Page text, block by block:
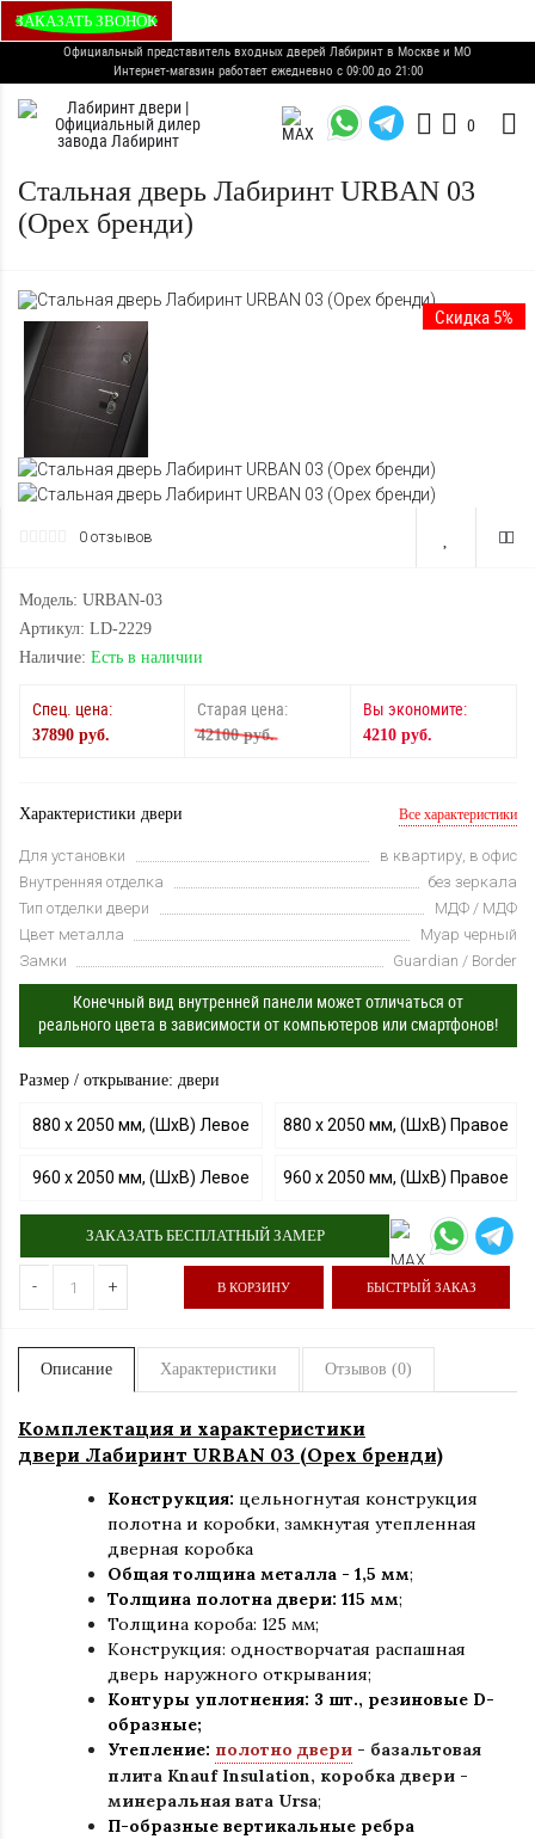
ЗАКАЗАТЬ ЗВОНОК
Официальный представитель входных дверей Лабиринт в Москве и МО
Интернет-магазин работает ежедневно с 09:00 до 21:00
0
Стальная дверь Лабиринт URBAN 03
(Орех бренди)
Скидка 5%
0 отзывов
Модель: URBAN-03
Артикул: LD-2229
Наличие: Есть в наличии
Спец. цена:
37890 руб.
Старая цена:
42100 руб.
Вы экономите:
4210 руб.
Характеристики двери Все характеристики
Для установки
в квартиру, в офис
Внутренняя отделка
без зеркала
Тип отделки двери
МДФ / МДФ
Цвет металла
Муар черный
Замки
Guardian / Border
Конечный вид внутренней панели может отличаться от
реального цвета в зависимости от компьютеров или смартфонов!
Размер / открывание: двери
880 х 2050 мм, (ШхВ) Левое 880 х 2050 мм, (ШхВ) Правое
960 х 2050 мм, (ШхВ) Левое 960 х 2050 мм, (ШхВ) Правое
ЗАКАЗАТЬ БЕСПЛАТНЫЙ ЗАМЕР
- + В КОРЗИНУ БЫСТРЫЙ ЗАКАЗ
Описание Характеристики Отзывов (0)
Комплектация и характеристики
двери Лабиринт URBAN 03 (Орех бренди)
Конструкция: цельногнутая конструкция
полотна и коробки, замкнутая утепленная
дверная коробка
Общая толщина металла - 1,5 мм;
Толщина полотна двери: 115 мм;
Толщина короба: 125 мм;
Конструкция: одностворчатая распашная
дверь наружного открывания;
Контуры уплотнения: 3 шт., резиновые D-
образные;
Утепление: полотно двери - базальтовая
плита Knauf Insulation, коробка двери -
минеральная вата Ursa;
П-образные вертикальные ребра